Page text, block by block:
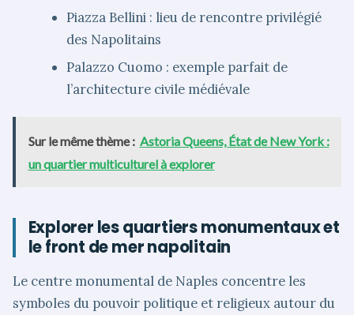
Piazza Bellini : lieu de rencontre privilégié
des Napolitains
Palazzo Cuomo : exemple parfait de
l’architecture civile médiévale
Sur le même thème : Astoria Queens, État de New York :
un quartier multiculturel à explorer
Explorer les quartiers monumentaux et
le front de mer napolitain
Le centre monumental de Naples concentre les
symboles du pouvoir politique et religieux autour du